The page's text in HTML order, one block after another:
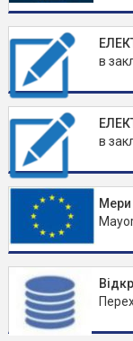
в
в
Мери